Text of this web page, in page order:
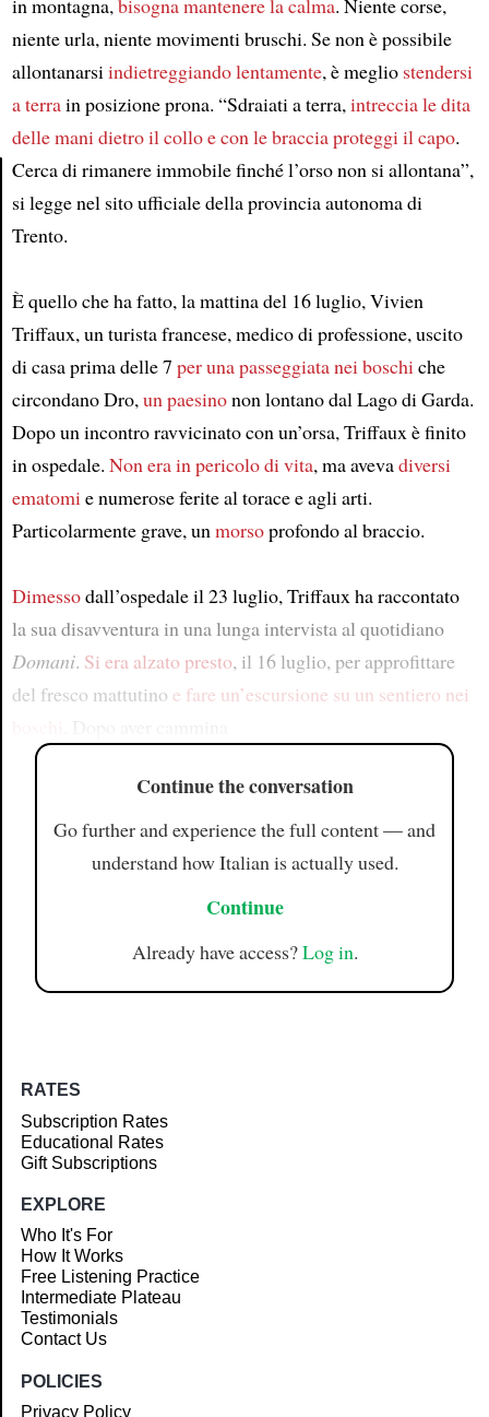
in montagna,bisogna mantenere la calma. Niente corse,
niente urla, niente movimenti bruschi. Se non è possibile
allontanarsiindietreggiando lentamente, è meglio stendersi
a terrain posizione prona. “Sdraiati a terra,intreccia le dita
delle mani dietro il colloe con le braccia proteggi il capo.
Cerca di rimanere immobile finché l’orso non si allontana”,
si legge nel sito ufficiale della provincia autonoma di
Trento.
È quello che ha fatto, la mattina del 16 luglio, Vivien
Triffaux, un turista francese, medico di professione, uscito
di casa prima delle 7 per una passeggiata nei boschiche
circondano Dro,un paesinonon lontano dal Lago di Garda.
Dopo un incontro ravvicinato con un’orsa, Triffaux è finito
in ospedale. Non era in pericolo di vita, ma avevadiversi
ematomie numerose ferite al torace e agli arti.
Particolarmente grave, unmorsoprofondo al braccio.
Dimessodall’ospedale il 23 luglio, Triffaux ha raccontato
la sua disavventura in una lunga intervista al quotidiano
Domani. Si era alzato presto, il 16 luglio, per approfittare
del fresco mattutino e fare un’escursione su un sentiero nei
Continue the conversation
Go further and experience the full content — and
understand how Italian is actually used.
Continue
Already have access?Log in.
RATES
Subscription Rates
Educational Rates
Gift Subscriptions
EXPLORE
Who It's For
How It Works
Free Listening Practice
Intermediate Plateau
Testimonials
Contact Us
POLICIES
Privacy Policy